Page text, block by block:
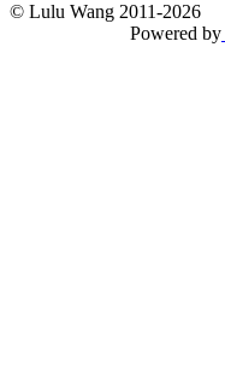
© Lulu Wang 2011-2026
Powered by